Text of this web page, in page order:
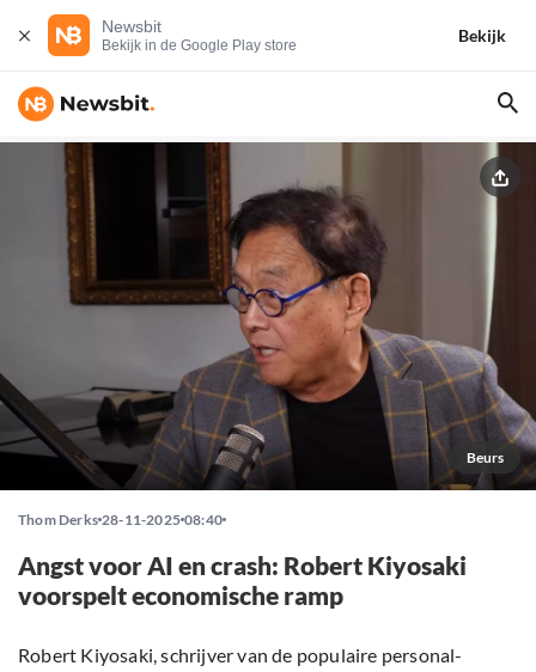
Newsbit
Bekijk in de Google Play store
Bekijk
Beurs
Thom Derks 28-11-2025 08:40
Angst voor AI en crash: Robert Kiyosaki
voorspelt economische ramp
Robert Kiyosaki, schrijver van de populaire personal-